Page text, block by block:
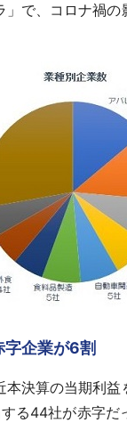
」で、コロナ禍
企業が6割
決算の当期利益
する44社が赤字だ